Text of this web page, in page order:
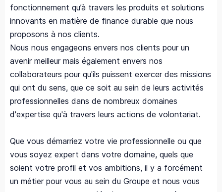
fonctionnement qu’à travers les produits et solutions
innovants en matière de finance durable que nous
proposons à nos clients.
Nous nous engageons envers nos clients pour un
avenir meilleur mais également envers nos
collaborateurs pour qu'ils puissent exercer des missions
qui ont du sens, que ce soit au sein de leurs activités
professionnelles dans de nombreux domaines
d'expertise qu'à travers leurs actions de volontariat.
Que vous démarriez votre vie professionnelle ou que
vous soyez expert dans votre domaine, quels que
soient votre profil et vos ambitions, il y a forcément
un métier pour vous au sein du Groupe et nous vous